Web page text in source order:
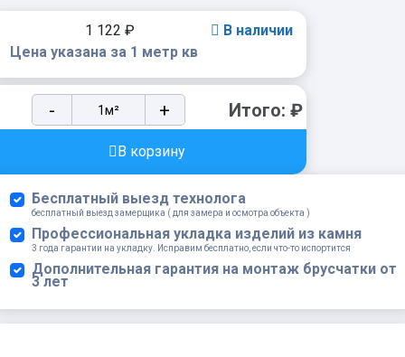
1 122 ₽
В наличии
Цена указана за 1 метр кв
Фронтальная
ступень
Klinker
Mont
Marte
quantity
- + Итого: ₽
В корзину
Бесплатный выезд технолога
бесплатный выезд замерщика ( для замера и осмотра объекта )
Профессиональная укладка изделий из камня
3 года гарантии на укладку. Исправим бесплатно, если что-то испортится
Дополнительная гарантия на монтаж брусчатки от
3 лет